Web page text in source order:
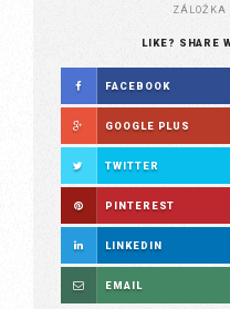
ZÁLOŽKA
LIKE? SHARE
FACEBOOK
GOOGLE PLUS
TWITTER
PINTEREST
LINKEDIN
EMAIL